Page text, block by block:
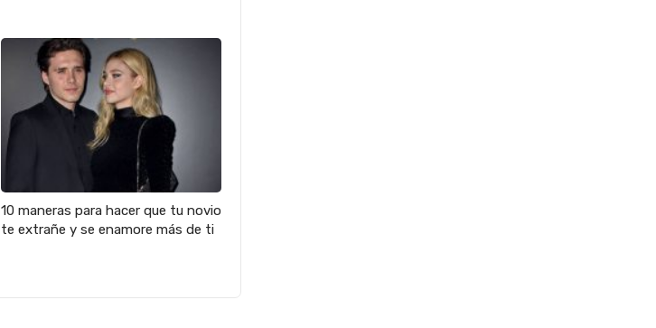
10 maneras para hacer que tu novio
te extrañe y se enamore más de ti